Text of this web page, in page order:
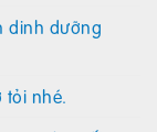
dinh dưỡng
nhé.